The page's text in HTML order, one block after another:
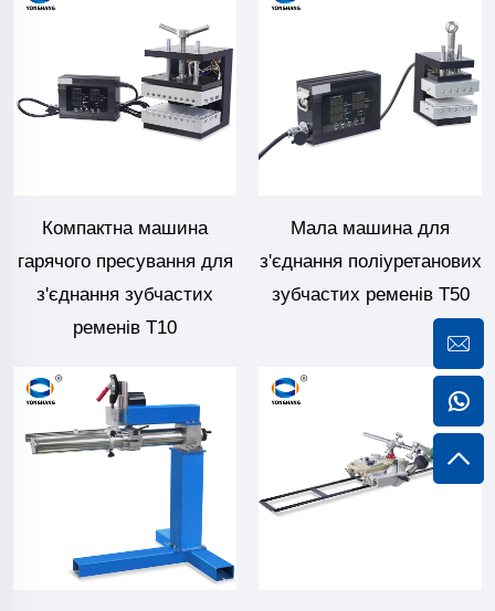
Компактна машина
гарячого пресування для
з'єднання зубчастих
ременів T10
Мала машина для
з'єднання поліуретанових
зубчастих ременів T50